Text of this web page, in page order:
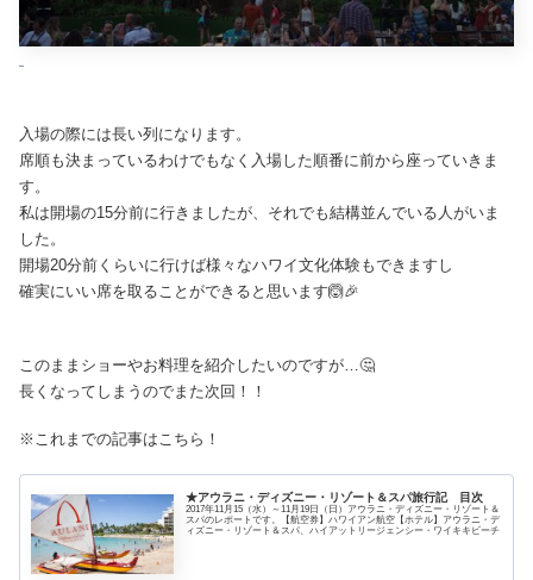
入場の際には長い列になります。
席順も決まっているわけでもなく入場した順番に前から座っていきま
す。
私は開場の15分前に行きましたが、それでも結構並んでいる人がいま
した。
開場20分前くらいに行けば様々なハワイ文化体験もできますし
確実にいい席を取ることができると思います🙆🎉
このままショーやお料理を紹介したいのですが…🤔
長くなってしまうのでまた次回！！
※これまでの記事はこちら！
★アウラニ・ディズニー・リゾート＆スパ旅行記 目次
2017年11月15（水）～11月19日（日）アウラニ・ディズニー・リゾート＆
スパのレポートです。【航空券】ハワイアン航空【ホテル】アウラニ・デ
ィズニー・リゾート＆スパ、ハイアットリージェンシー・ワイキキビーチ